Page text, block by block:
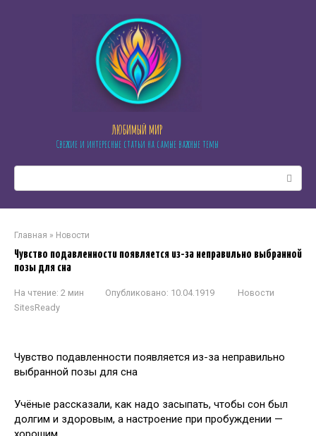
ЛЮБИМЫЙ МИР
Свежие и интересные статьи на самые важные темы
Главная » Новости
Чувство подавленности появляется из-за неправильно выбранной
позы для сна
На чтение: 2 мин Опубликовано: 10.04.1919
Новости
SitesReady
Чувство подавленности появляется из-за неправильно
выбранной позы для сна
Учёные рассказали, как надо засыпать, чтобы сон был
долгим и здоровым, а настроение при пробуждении —